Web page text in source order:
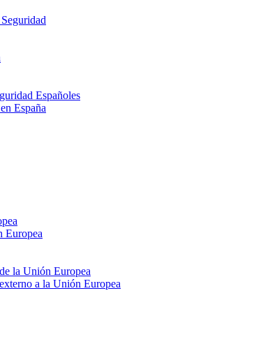
Españoles
España
Europea
la Unión Europea
a la Unión Europea